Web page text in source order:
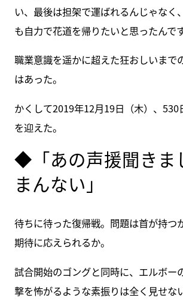
い、最後は担架で運ばれるんじゃなく
も自力で花道を帰りたいと思ったんで
職業意識を遥かに超えた狂おしいまで
はあった。
かくして2019年12月19日（木）、530
を迎えた。
◆「あの声援聞きま
まんない」
待ちに待った復帰戦。問題は首が持つ
期待に応えられるか。
試合開始のゴングと同時に、エルボー
撃を怖がるような素振りは全く見せな